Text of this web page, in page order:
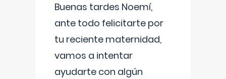
Buenas tardes Noemí,
ante todo felicitarte por
tu reciente maternidad,
vamos a intentar
ayudarte con algún